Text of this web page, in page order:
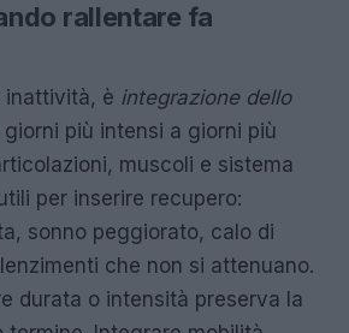
rallentare fa
inattività, è integrazione dello
più intensi a giorni più
muscoli e sistema
per inserire recupero:
sonno peggiorato, calo di
che non si attenuano.
durata o intensità preserva la